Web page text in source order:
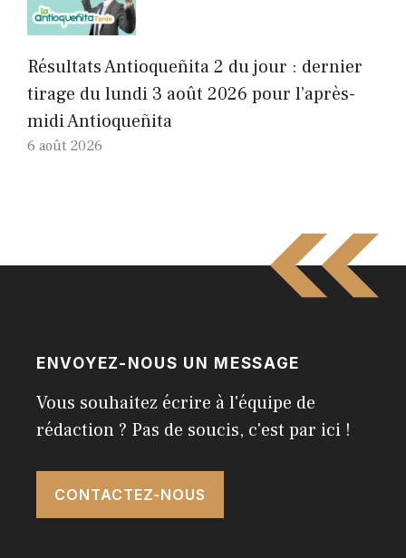
Résultats Antioqueñita 2 du jour : dernier
tirage du lundi 3 août 2026 pour l’après-
midi Antioqueñita
6 août 2026
ENVOYEZ-NOUS UN MESSAGE
Vous souhaitez écrire à l'équipe de
rédaction ? Pas de soucis, c'est par ici !
CONTACTEZ-NOUS